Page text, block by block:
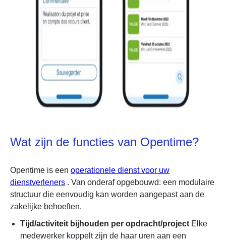
Wat zijn de functies van Opentime?
Opentime is een operationele dienst voor uw
dienstverleners . Van onderaf opgebouwd: een modulaire
structuur die eenvoudig kan worden aangepast aan de
zakelijke behoeften.
Tijd/activiteit bijhouden per opdracht/project Elke
medewerker koppelt zijn de haar uren aan een